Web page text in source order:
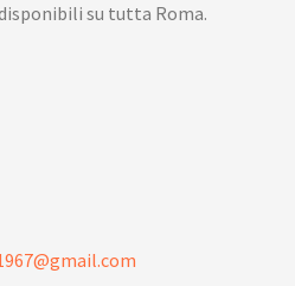
su tutta Roma.